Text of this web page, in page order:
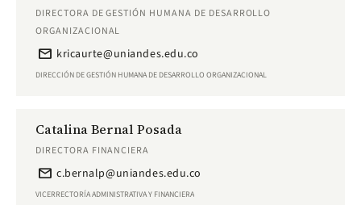
DIRECTORA DE GESTIÓN HUMANA DE DESARROLLO
ORGANIZACIONAL
email kricaurte@uniandes.edu.co
DIRECCIÓN DE GESTIÓN HUMANA DE DESARROLLO ORGANIZACIONAL
Catalina Bernal Posada
DIRECTORA FINANCIERA
email c.bernalp@uniandes.edu.co
VICERRECTORÍA ADMINISTRATIVA Y FINANCIERA